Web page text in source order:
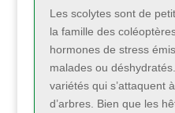
Les scolytes sont de
la famille des
hormones de stress
malades ou
variétés qui s’attaquent
d’arbres. Bien que les